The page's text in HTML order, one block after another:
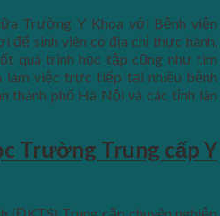
Trường Y Khoa với Bệnh viện
để sinh viên có địa chỉ thực hành,
quá trình học tập cũng như tìm
làm việc trực tiếp tại nhiều bệnh
thành phố Hà Nội và các tỉnh lân
Trường Trung cấp Y